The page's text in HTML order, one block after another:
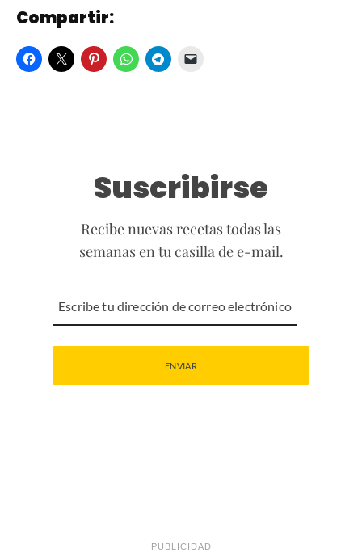
Compartir:
Suscribirse
Recibe nuevas recetas todas las
semanas en tu casilla de e-mail.
PUBLICIDAD